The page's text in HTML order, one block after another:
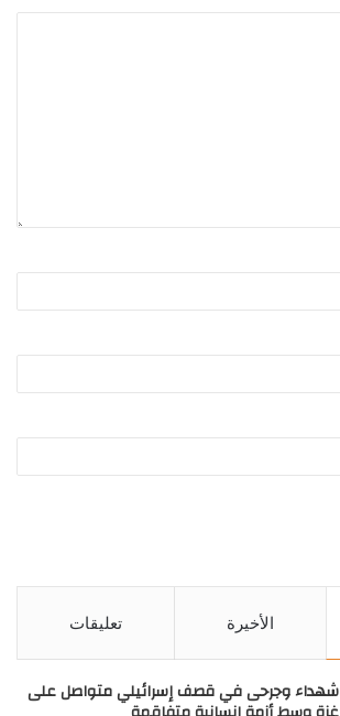
الأخيرة تعليقات
شهداء وجرحى في قصف إسرائيلي متواصل على